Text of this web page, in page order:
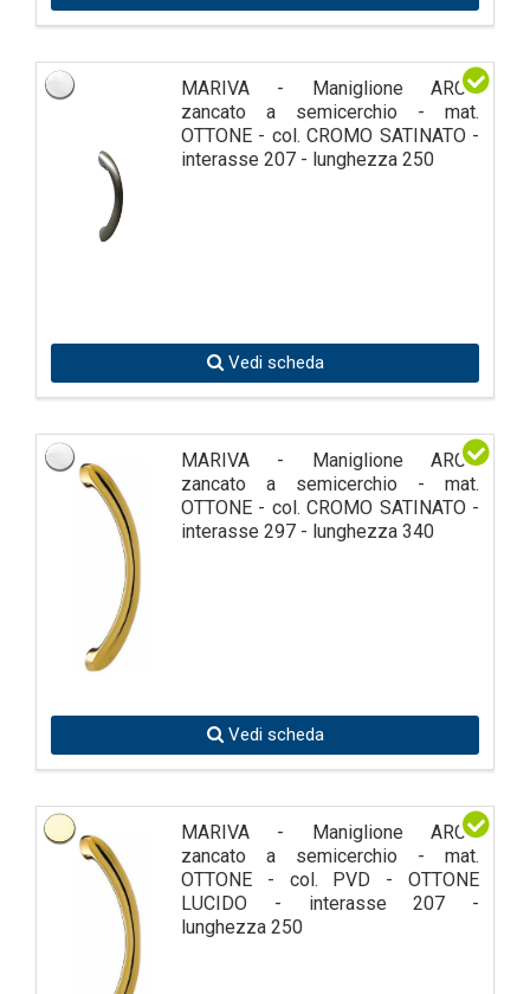
MARIVA - Maniglione ARCO
zancato a semicerchio - mat.
OTTONE - col. CROMO SATINATO -
interasse 207 - lunghezza 250
Vedi scheda
MARIVA - Maniglione ARCO
zancato a semicerchio - mat.
OTTONE - col. CROMO SATINATO -
interasse 297 - lunghezza 340
Vedi scheda
MARIVA - Maniglione ARCO
zancato a semicerchio - mat.
OTTONE - col. PVD - OTTONE
LUCIDO - interasse 207 -
lunghezza 250